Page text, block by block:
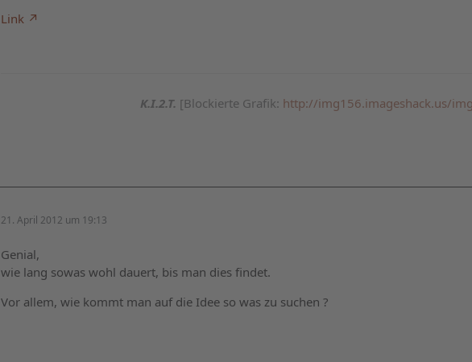
Link
K.I.2.T. [Blockierte Grafik: http://img156.imageshack.us/
21. April 2012 um 19:13
Genial,
wie lang sowas wohl dauert, bis man dies findet.
Vor allem, wie kommt man auf die Idee so was zu suchen ?